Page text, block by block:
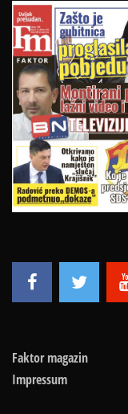
Faktor magazin
Impressum